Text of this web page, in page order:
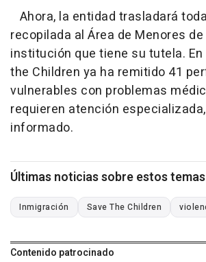
Ahora, la entidad trasladará
recopilada al Área de Menores de
institución que tiene su tutela.
the Children ya ha remitido 41
vulnerables con problemas
requieren atención
informado.
Últimas noticias sobre estos temas
Inmigración Save The Children
Contenido patrocinado